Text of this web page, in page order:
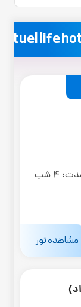
4 شب
مشاهده تور